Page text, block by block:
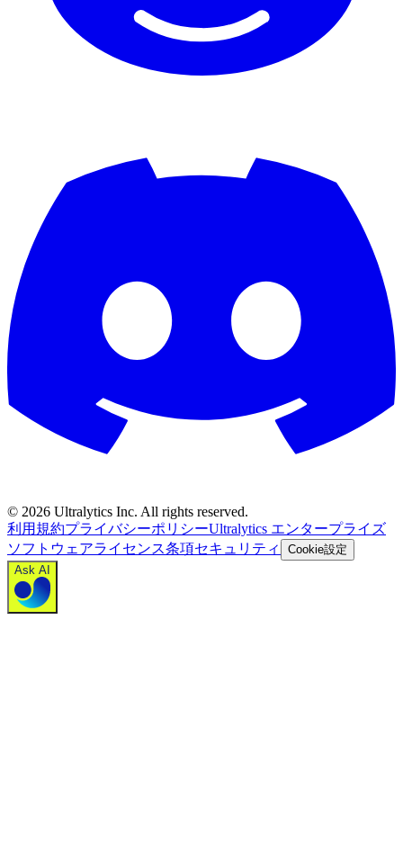
© 2026 Ultralytics Inc. All rights reserved.
利用規約プライバシーポリシーUltralytics エンタープライズ
ソフトウェアライセンス条項セキュリティ
Cookie設定
Ask AI